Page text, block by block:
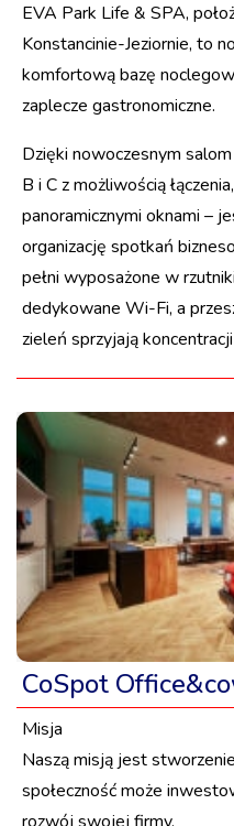
EVA Park Life & SPA,
Konstancinie-Jeziornie, to
komfortową bazę
zaplecze gastronomiczne.
Dzięki nowoczesnym
B i C z możliwością
panoramicznymi oknami –
organizację spotkań
pełni wyposażone w
dedykowane Wi-Fi, a
zieleń sprzyjają
CoSpot
Misja
Naszą misją jest
społeczność może